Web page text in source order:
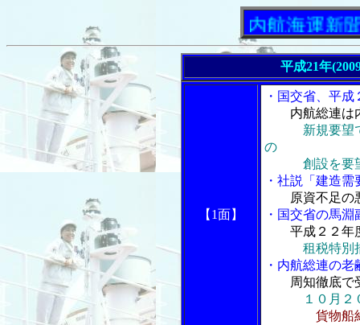
「内航海運新聞」ニ
平成21年
【1面】
・国交省、平
内航総連は
新規要望
の
創設を要
・社説「建造
原資不足の
・国交省の馬
平成２２年
租税特別
・内航総連の
周知徹底で
１０月２
貨物船